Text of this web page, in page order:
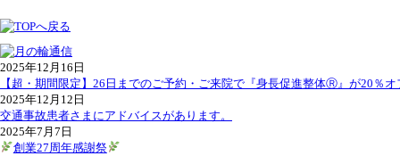
2025年12月16日
【超・期間限定】26日までのご予約・ご来院で『身長促進整体Ⓡ』が20％オ
2025年12月12日
交通事故患者さまにアドバイスがあります。
2025年7月7日
創業27周年感謝祭